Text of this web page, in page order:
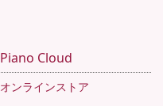
Piano Cloud
オンラインストア